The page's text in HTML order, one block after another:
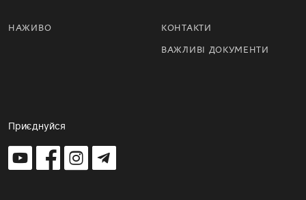
НАЖИВО КОНТАКТИ
ВАЖЛИВІ ДОКУМЕНТИ
Приєднуйся